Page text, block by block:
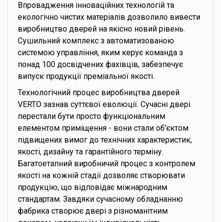
Впровадження інноваційних технологій та
екологічно чистих матеріалів дозволило вивести
виробництво дверей на якісно новий рівень.
Сушильний комплекс з автоматизованою
системою управління, яким керує команда з
понад 100 досвідчених фахівців, забезпечує
випуск продукції преміальної якості.
Технологічний процес виробництва дверей
VERTO зазнав суттєвої еволюції. Сучасні двері
перестали бути просто функціональним
елементом приміщення - вони стали об'єктом
підвищених вимог до технічних характеристик,
якості, дизайну та гарантійного терміну.
Багатоетапний виробничий процес з контролем
якості на кожній стадії дозволяє створювати
продукцію, що відповідає міжнародним
стандартам. Завдяки сучасному обладнанню
фабрика створює двері з різноманітним